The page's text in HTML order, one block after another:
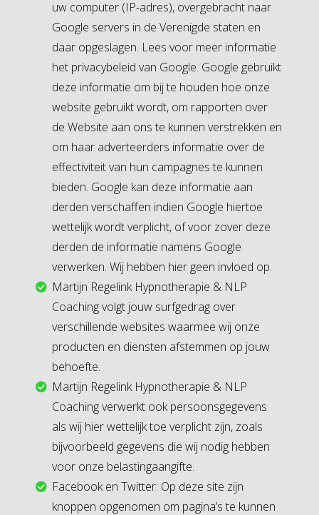
uw computer (IP-adres), overgebracht naar
Google servers in de Verenigde staten en
daar opgeslagen. Lees voor meer informatie
het privacybeleid van Google. Google gebruikt
deze informatie om bij te houden hoe onze
website gebruikt wordt, om rapporten over
de Website aan ons te kunnen verstrekken en
om haar adverteerders informatie over de
effectiviteit van hun campagnes te kunnen
bieden. Google kan deze informatie aan
derden verschaffen indien Google hiertoe
wettelijk wordt verplicht, of voor zover deze
derden de informatie namens Google
verwerken. Wij hebben hier geen invloed op.
Martijn Regelink Hypnotherapie & NLP
Coaching volgt jouw surfgedrag over
verschillende websites waarmee wij onze
producten en diensten afstemmen op jouw
behoefte.
Martijn Regelink Hypnotherapie & NLP
Coaching verwerkt ook persoonsgegevens
als wij hier wettelijk toe verplicht zijn, zoals
bijvoorbeeld gegevens die wij nodig hebben
voor onze belastingaangifte.
Facebook en Twitter: Op deze site zijn
knoppen opgenomen om pagina’s te kunnen